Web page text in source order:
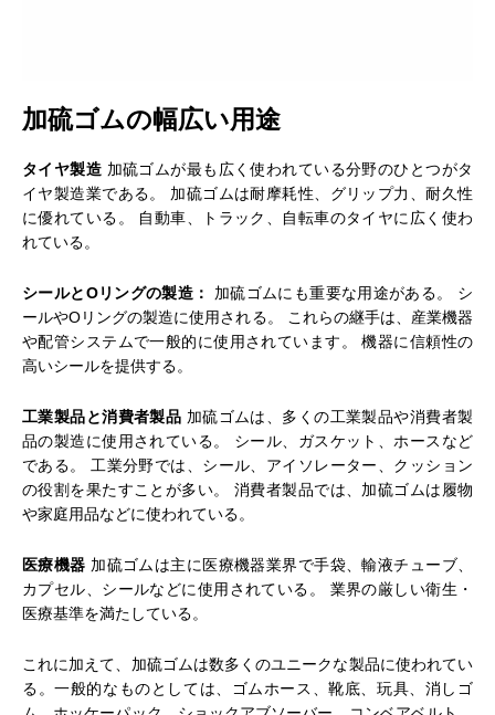
加硫ゴムの幅広い用途
タイヤ製造 加硫ゴムが最も広く使われている分野のひとつがタ
イヤ製造業である。 加硫ゴムは耐摩耗性、グリップ力、耐久性
に優れている。 自動車、トラック、自転車のタイヤに広く使わ
れている。
シールとOリングの製造： 加硫ゴムにも重要な用途がある。 シ
ールやOリングの製造に使用される。 これらの継手は、産業機器
や配管システムで一般的に使用されています。 機器に信頼性の
高いシールを提供する。
工業製品と消費者製品 加硫ゴムは、多くの工業製品や消費者製
品の製造に使用されている。 シール、ガスケット、ホースなど
である。 工業分野では、シール、アイソレーター、クッション
の役割を果たすことが多い。 消費者製品では、加硫ゴムは履物
や家庭用品などに使われている。
医療機器 加硫ゴムは主に医療機器業界で手袋、輸液チューブ、
カプセル、シールなどに使用されている。 業界の厳しい衛生・
医療基準を満たしている。
これに加えて、加硫ゴムは数多くのユニークな製品に使われてい
る。一般的なものとしては、ゴムホース、靴底、玩具、消しゴ